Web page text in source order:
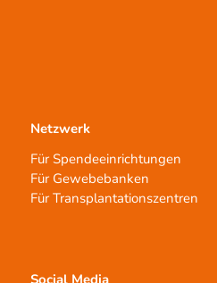
Netzwerk
Für Spendeeinrichtungen
Für Gewebebanken
Für Transplantationszentren
Social Media